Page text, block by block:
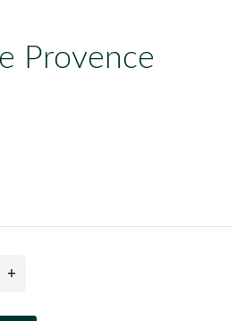
Provence
+